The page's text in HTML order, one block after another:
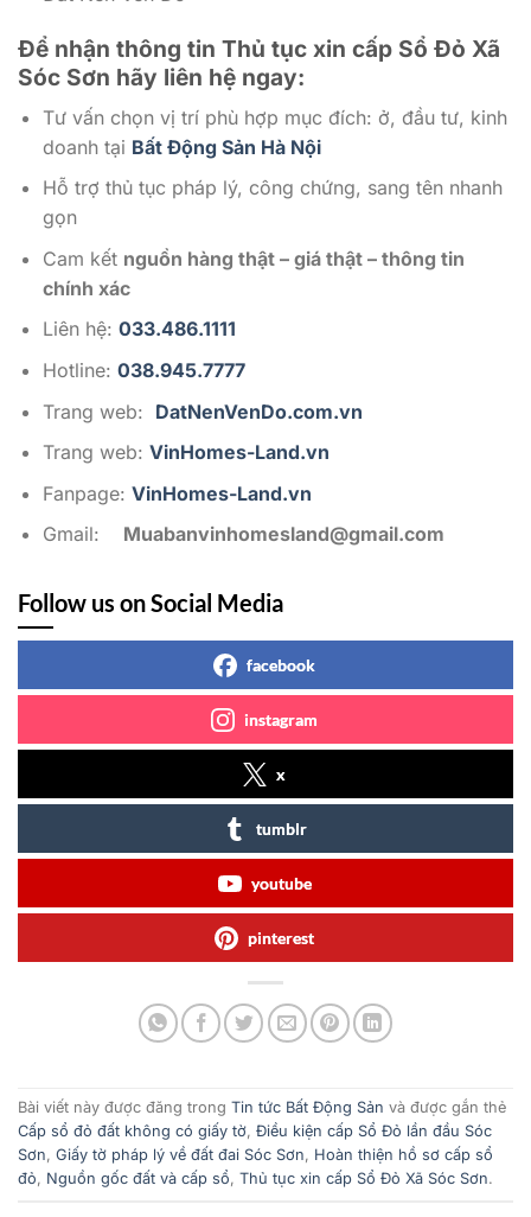
Để nhận thông tin Thủ tục xin cấp Sổ Đỏ Xã
Sóc Sơn hãy liên hệ ngay:
Tư vấn chọn vị trí phù hợp mục đích: ở, đầu tư, kinh
doanh tại Bất Động Sản Hà Nội
Hỗ trợ thủ tục pháp lý, công chứng, sang tên nhanh
gọn
Cam kết nguồn hàng thật – giá thật – thông tin
chính xác
Liên hệ: 033.486.1111
Hotline: 038.945.7777
Trang web: DatNenVenDo.com.vn
Trang web: VinHomes-Land.vn
Fanpage: VinHomes-Land.vn
Gmail: Muabanvinhomesland@gmail.com
Follow us on Social Media
facebook
instagram
x
tumblr
youtube
pinterest
Bài viết này được đăng trong Tin tức Bất Động Sản và được gắn thẻ
Cấp sổ đỏ đất không có giấy tờ, Điều kiện cấp Sổ Đỏ lần đầu Sóc
Sơn, Giấy tờ pháp lý về đất đai Sóc Sơn, Hoàn thiện hồ sơ cấp sổ
đỏ, Nguồn gốc đất và cấp sổ, Thủ tục xin cấp Sổ Đỏ Xã Sóc Sơn.